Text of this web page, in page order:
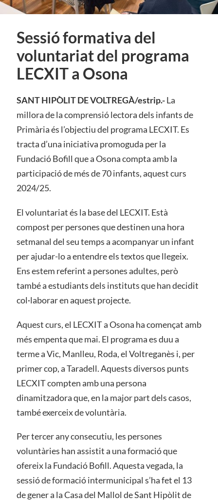
Sessió formativa del
voluntariat del programa
LECXIT a Osona
SANT HIPÒLIT DE VOLTREGÀ/estrip.-La
millora de la comprensió lectora dels infants de
Primària és l’objectiu del programa LECXIT. Es
tracta d’una iniciativa promoguda per la
Fundació Bofill que a Osona compta amb la
participació de més de 70 infants, aquest curs
2024/25.
El voluntariat és la base del LECXIT. Està
compost per persones que destinen una hora
setmanal del seu temps a acompanyar un infant
per ajudar-lo a entendre els textos que llegeix.
Ens estem referint a persones adultes, però
també a estudiants dels instituts que han decidit
col·laborar en aquest projecte.
Aquest curs, el LECXIT a Osona ha començat amb
més empenta que mai. El programa es duu a
terme a Vic, Manlleu, Roda, el Voltreganès i, per
primer cop, a Taradell. Aquests diversos punts
LECXIT compten amb una persona
dinamitzadora que, en la major part dels casos,
també exerceix de voluntària.
Per tercer any consecutiu, les persones
voluntàries han assistit a una formació que
ofereix la Fundació Bofill. Aquesta vegada, la
sessió de formació intermunicipal s’ha fet el 13
de gener a la Casa del Mallol de Sant Hipòlit de